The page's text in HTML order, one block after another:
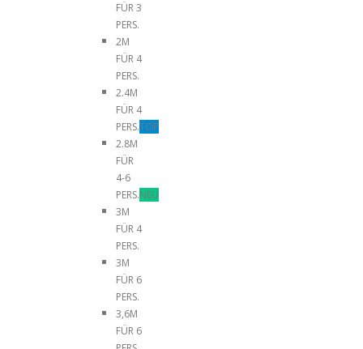
FÜR 3
PERS.
2M
FÜR 4
PERS.
2.4M
FÜR 4
PERS.TOP
2.8M
FÜR
4-6
PERS.NEU
3M
FÜR 4
PERS.
3M
FÜR 6
PERS.
3,6M
FÜR 6